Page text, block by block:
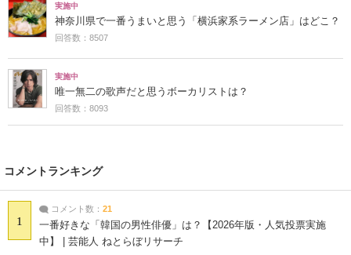
実施中
神奈川県で一番うまいと思う「横浜家系ラーメン店」はどこ？
回答数：8507
実施中
唯一無二の歌声だと思うボーカリストは？
回答数：8093
コメントランキング
1
コメント数： 21
一番好きな「韓国の男性俳優」は？【2026年版・人気投票実施
中】 | 芸能人 ねとらぼリサーチ